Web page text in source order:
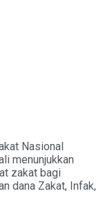
Nasional
menunjukkan
zakat bagi
dana Zakat, Infak,